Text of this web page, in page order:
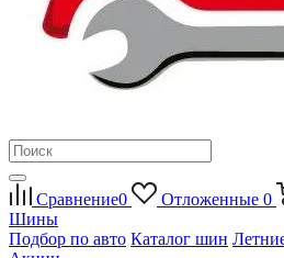
Сравнение0 Отложенные 0
Шины
Подбор по авто Каталог шин